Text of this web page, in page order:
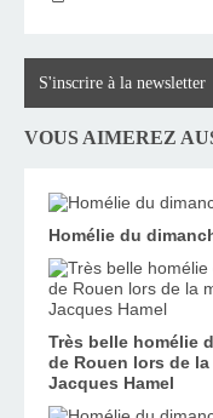
S'inscrire à la newsletter
VOUS AIMEREZ
Homélie du
Très belle homélie
de Rouen lors de
Jacques Hamel